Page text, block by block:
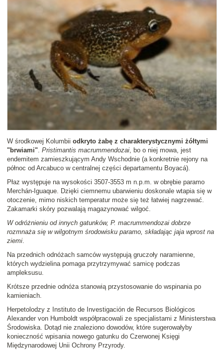
W środkowej Kolumbii odkryto żabę z charakterystycznymi żółtymi
"brwiami". Pristimantis macrummendozai, bo o niej mowa, jest
endemitem zamieszkującym Andy Wschodnie (a konkretnie rejony na
północ od Arcabuco w centralnej części departamentu Boyacá).
Płaz występuje na wysokości 3507-3553 m n.p.m. w obrębie paramo
Merchán-Iguaque. Dzięki ciemnemu ubarwieniu doskonale wtapia się w
otoczenie, mimo niskich temperatur może się też łatwiej nagrzewać.
Zakamarki skóry pozwalają magazynować wilgoć.
W odróżnieniu od innych gatunków, P. macrummendozai dobrze
rozmnaża się w wilgotnym środowisku paramo, składając jaja wprost na
ziemi.
Na przednich odnóżach samców występują gruczoły naramienne,
których wydzielina pomaga przytrzymywać samicę podczas
ampleksusu.
Krótsze przednie odnóża stanowią przystosowanie do wspinania po
kamieniach.
Herpetolodzy z Instituto de Investigación de Recursos Biológicos
Alexander von Humboldt współpracowali ze specjalistami z Ministerstwa
Środowiska. Dotąd nie znaleziono dowodów, które sugerowałyby
konieczność wpisania nowego gatunku do Czerwonej Księgi
Międzynarodowej Unii Ochrony Przyrody.